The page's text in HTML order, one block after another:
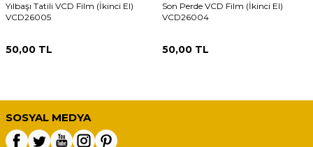
Yılbaşı Tatili VCD Film (İkinci El)
VCD26005
50,00 TL
Son Perde VCD Film (İkinci El)
VCD26004
50,00 TL
SOSYAL MEDYA